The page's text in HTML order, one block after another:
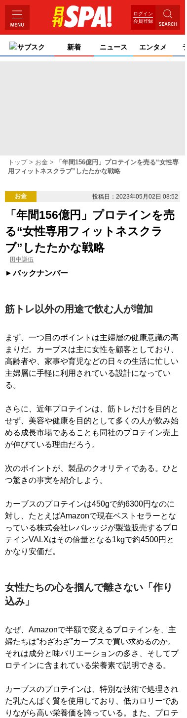
ログイン
会員登録
サブスク 新着 ニュース エンタメ
トップ お金
「年間156億円」プロテインを売る“女性専
用フィットネスクラブ”したたかな戦略
お金 投稿日：2023年05月02日 08:52
「年間156億円」プロテインを売
る“女性専用フィットネスクラ
ブ”したたかな戦略
田中謙伍
バックナンバー
筋トレ以外の用途で飲む人が増加
まず、一つ目のポイントは主婦層の健康意識の高
まりだ。カーブスは主に女性を顧客としており、
高齢者や、家事や育児などの日々の生活に忙しい
主婦層に手軽に利用されている設計になってい
る。
さらに、近年プロテインは、筋トレだけを目的と
せず、美容や健康を目的として多くの人が飲み始
める成長市場であることも同社のプロテイン売上
が伸びている理由だろう。
次のポイントが、製品のクオリティである。ひと
つ驚きの事実を紹介しよう。
カーブスのプロテインは450gで約6300円なのに
対し、たとえばAmazonで現在ベストセラーとな
っている株式会社レバレッジが製造販売するプロ
テインVALXはその倍量となる1kgで約4500円と
かなり安価だ。
女性たちの心を掴んで離さない「作り
込み」
なぜ、Amazonで半額で変えるプロテインを、主
婦たちは“わざわざ”カーブスで買い求めるのか。
それは成分と味バリエーションの多さ、そしてプ
ロテインに含まれている栄養素で説明できる。
カーブスのプロテインは、特別な技術で処理され
た乳たんぱく質を使用しており、低カロリーであ
りながら高い栄養価を誇っている。また、プロテ